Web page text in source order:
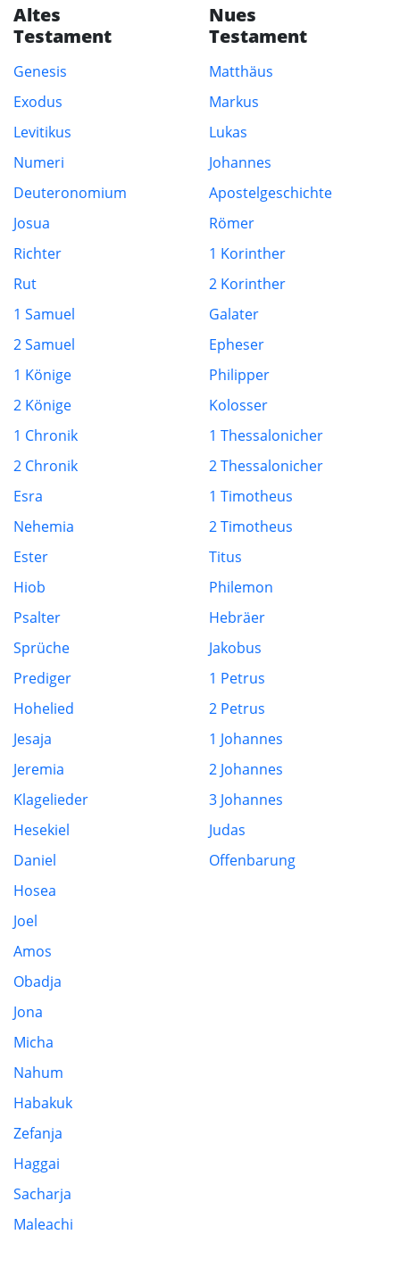
Altes
Testament
Genesis
Exodus
Levitikus
Numeri
Deuteronomium
Josua
Richter
Rut
1 Samuel
2 Samuel
1 Könige
2 Könige
1 Chronik
2 Chronik
Esra
Nehemia
Ester
Hiob
Psalter
Sprüche
Prediger
Hohelied
Jesaja
Jeremia
Klagelieder
Hesekiel
Daniel
Hosea
Joel
Amos
Obadja
Jona
Micha
Nahum
Habakuk
Zefanja
Haggai
Sacharja
Maleachi
Nues
Testament
Matthäus
Markus
Lukas
Johannes
Apostelgeschichte
Römer
1 Korinther
2 Korinther
Galater
Epheser
Philipper
Kolosser
1 Thessalonicher
2 Thessalonicher
1 Timotheus
2 Timotheus
Titus
Philemon
Hebräer
Jakobus
1 Petrus
2 Petrus
1 Johannes
2 Johannes
3 Johannes
Judas
Offenbarung